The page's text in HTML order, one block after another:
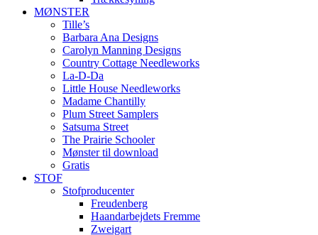
MØNSTER
Tille’s
Barbara Ana Designs
Carolyn Manning Designs
Country Cottage Needleworks
La-D-Da
Little House Needleworks
Madame Chantilly
Plum Street Samplers
Satsuma Street
The Prairie Schooler
Mønster til download
Gratis
STOF
Stofproducenter
Freudenberg
Haandarbejdets Fremme
Zweigart